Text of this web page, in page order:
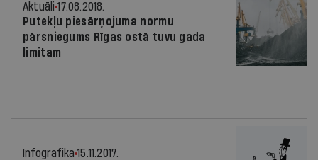
Aktuāli 17.08.2018.
Putekļu piesārņojuma normu
pārsniegums Rīgas ostā tuvu gada
limitam
Infografika 15.11.2017.